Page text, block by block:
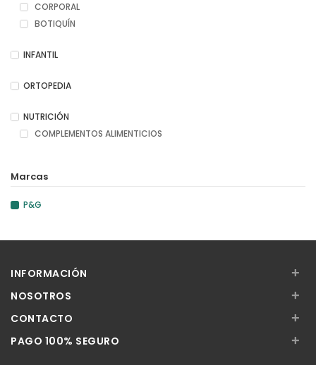
CORPORAL
BOTIQUÍN
INFANTIL
ORTOPEDIA
NUTRICIÓN
COMPLEMENTOS ALIMENTICIOS
Marcas
P&G
INFORMACIÓN +
NOSOTROS +
CONTACTO +
PAGO 100% SEGURO +